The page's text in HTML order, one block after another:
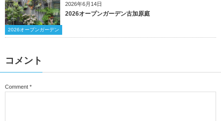
2026年6月14日
2026オープンガーデン
2026オープンガーデン古加原庭
コメント
Comment *